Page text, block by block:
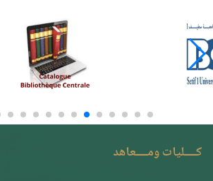
كــــليات ومــــعاهد